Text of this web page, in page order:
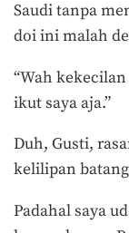
Saudi tanpa
doi ini malah
“Wah
ikut saya aja.”
Duh, Gusti,
kelilipan
Padahal saya